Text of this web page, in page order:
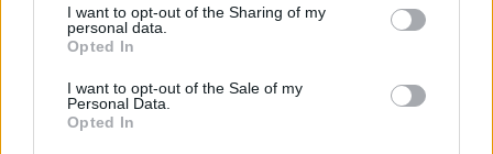
not limited to your visit or usage behaviour. You may click to
grant or deny consent to Google and its third-party tags to
use your data for below specified purposes in below Google
consent section.
I want to opt-out of the Sharing of my
personal data.
Opted In
I want to opt-out of the Sale of my
Personal Data.
Opted In
Περιτριγυρισμένo από καταπράσινη φύση, το
πολυτελές αυτό κατάλυμα αποτελεί ιδανικό
προορισμό για όλους όσοι αναζητούν στιγμές
χαλάρωσης και πολυτέλειας. Το συγκρότημα, που